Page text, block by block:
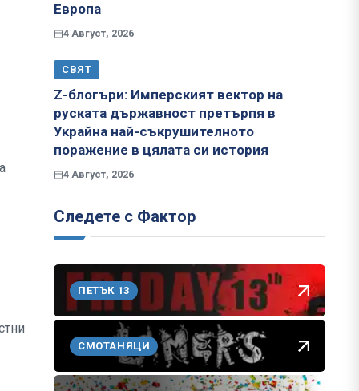
Европа
4 Август, 2026
СВЯТ
Z-блогъри: Имперският вектор на
руската държавност претърпя в
Украйна най-съкрушителното
поражение в цялата си история
4 Август, 2026
Следете с Фактор
ПЕТЪК 13
СМОТАНЯЦИ